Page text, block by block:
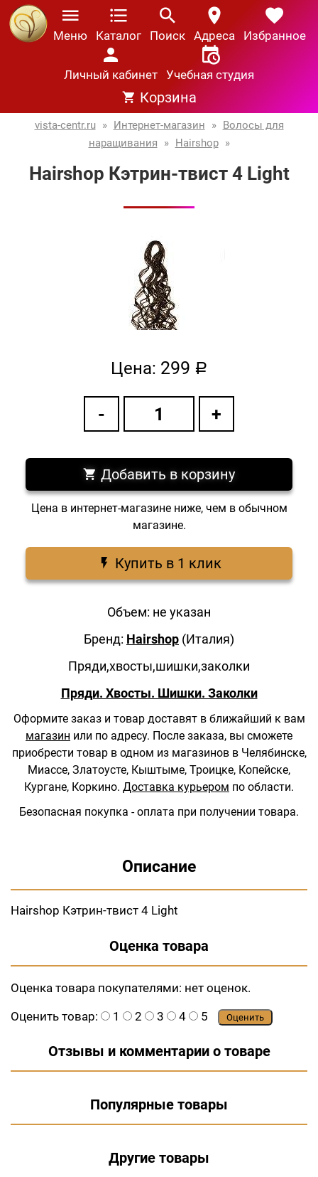
Меню Каталог Поиск Адреса Избранное
Личный кабинет Учебная студия
Корзина
vista-centr.ru » Интернет-магазин » Волосы для
наращивания
» Hairshop »
Hairshop Кэтрин-твист 4 Light
Цена: 299 a
Добавить в корзину
Цена в интернет-магазине ниже, чем в обычном
магазине.
Купить в 1 клик
Объем: не указан
Бренд: Hairshop (Италия)
Пряди,хвосты,шишки,заколки
Пряди. Хвосты. Шишки. Заколки
Оформите заказ и товар доставят в ближайший к вам
магазин или по адресу. После заказа, вы сможете
приобрести товар в одном из магазинов в Челябинске,
Миассе, Златоусте, Кыштыме, Троицке, Копейске,
Кургане, Коркино. Доставка курьером по области.
Безопасная покупка - оплата при получении товара.
Описание
Hairshop Кэтрин-твист 4 Light
Оценка товара
Оценка товара покупателями: нет оценок.
Оценить товар:
1 2 3 4 5 Оценить
Отзывы и комментарии о товаре
Популярные товары
Другие товары